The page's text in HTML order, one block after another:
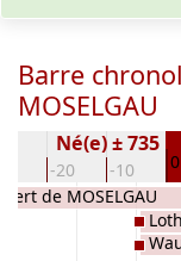
Barre
MOSELGAU
-20 -10 0
Né(e) ± 735
de MOSELGAU